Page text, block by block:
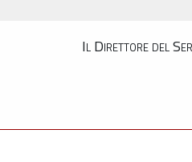
Il Direttore del